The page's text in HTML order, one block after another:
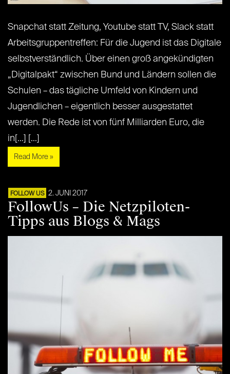
Snapchat statt Zeitung, Youtube statt TV, Slack statt
Arbeitsgruppentreffen: Für die Jugend ist das Digitale
selbstverständlich. Über einen groß angekündigten
„Digitalpakt“ zwischen Bund und Ländern sollen die
Schulen – das tägliche Umfeld von Kindern und
Jugendlichen – eigentlich besser ausgestattet
werden. Die Rede ist von fünf Milliarden Euro, die
in[...] [...]
Read More »
FOLLOW US 2. JUNI 2017
FollowUs – Die Netzpiloten-
Tipps aus Blogs & Mags